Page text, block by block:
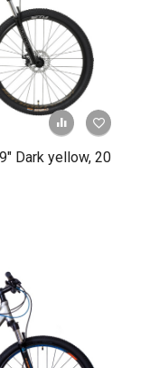
+ К
Dark yellow, 20